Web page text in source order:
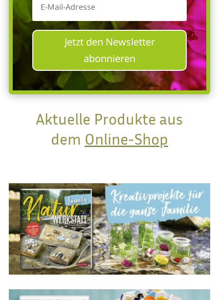
Jetzt den Newsletter
abonnieren
Aktuelle Produkte aus
dem Online-Shop